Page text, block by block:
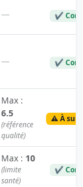
— ✔
— ✔
Max :
6.5
(référence
qualité)
⚠️ À
Max : 10
(limite
santé)
✔